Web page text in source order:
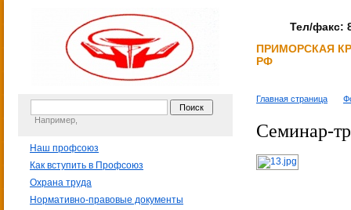
Тел/факс:
ПРИМОРСКАЯ
РФ
Например,
Наш профсоюз
Как вступить в Профсоюз
Охрана труда
Нормативно-правовые документы
Главная страница
Семинар-